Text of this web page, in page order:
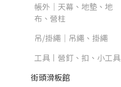
帳外｜天幕、地墊、地
布、營柱
吊/掛繩｜吊繩、掛繩
工具丨營釘、扣、小工具
街頭滑板館